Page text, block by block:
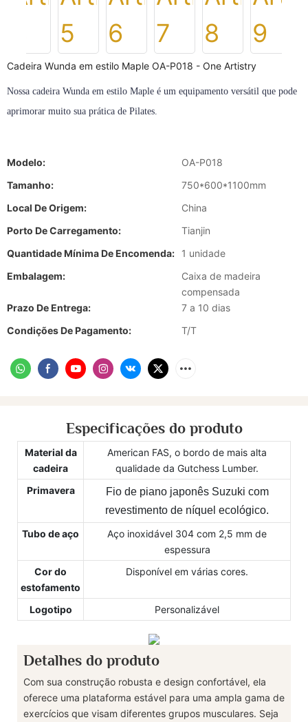
Cadeira Wunda em estilo Maple OA-P018 - One Artistry
Nossa cadeira Wunda em estilo Maple é um equipamento versátil que pode
aprimorar muito sua prática de Pilates.
Modelo:
OA-P018
Tamanho:
750*600*1100mm
Local De Origem:
China
Porto De Carregamento:
Tianjin
Quantidade Mínima De Encomenda:
1 unidade
Embalagem:
Caixa de madeira
compensada
Prazo De Entrega:
7 a 10 dias
Condições De Pagamento:
T/T
Especificações do produto
Material da
cadeira
American FAS, o bordo de mais alta
qualidade da Gutchess Lumber.
Primavera
Fio de piano japonês Suzuki com
revestimento de níquel ecológico.
Tubo de aço
Aço inoxidável 304 com 2,5 mm de
espessura
Cor do
estofamento
Disponível em várias cores.
Logotipo Personalizável
Detalhes do produto
Com sua construção robusta e design confortável, ela
oferece uma plataforma estável para uma ampla gama de
exercícios que visam diferentes grupos musculares. Seja